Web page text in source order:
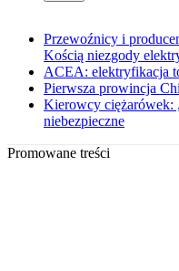
Przewoźnicy i
Kością niezgody
ACEA: elektryfikacja
Pierwsza prowincja
Kierowcy ciężarówek:
niebezpieczne
Promowane treści